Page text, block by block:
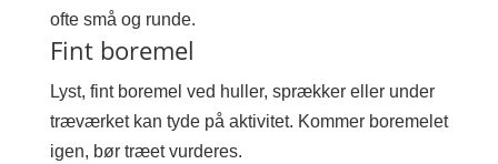
ofte små og runde.
Fint boremel
Lyst, fint boremel ved huller, sprækker eller under
træværket kan tyde på aktivitet. Kommer boremelet
igen, bør træet vurderes.